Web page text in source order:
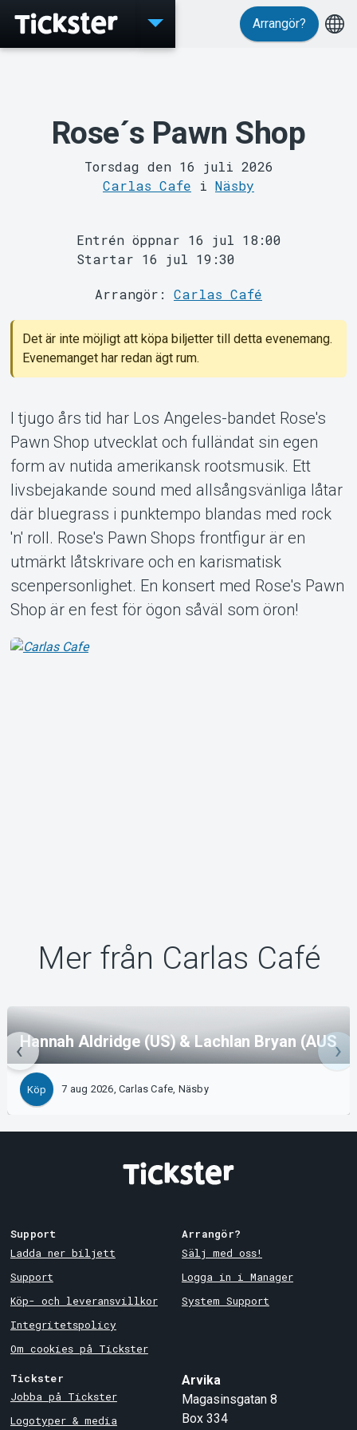
MyTickster
Support
Om Tickster
Arrangör?
Rose´s Pawn Shop
Torsdag den 16 juli 2026
Carlas Cafe i Näsby
Entrén öppnar 16 jul 18:00
Startar 16 jul 19:30
Arrangör: Carlas Café
Det är inte möjligt att köpa biljetter till detta evenemang.
Evenemanget har redan ägt rum.
I tjugo års tid har Los Angeles-bandet Rose's
Pawn Shop utvecklat och fulländat sin egen
form av nutida amerikansk rootsmusik. Ett
livsbejakande sound med allsångsvänliga låtar
där bluegrass i punktempo blandas med rock
'n' roll. Rose's Pawn Shops frontfigur är en
utmärkt låtskrivare och en karismatisk
scenpersonlighet. En konsert med Rose's Pawn
Shop är en fest för ögon såväl som öron!
Mer från Carlas Café
Hannah Aldridge (US) & Lachlan Bryan (AUS
Köp 7 aug 2026, Carlas Cafe, Näsby
Support
Ladda ner biljett
Support
Köp- och leveransvillkor
Integritetspolicy
Om cookies på Tickster
Arrangör?
Sälj med oss!
Logga in i Manager
System Support
Tickster
Jobba på Tickster
Logotyper & media
Arvika
Magasinsgatan 8
Box 334